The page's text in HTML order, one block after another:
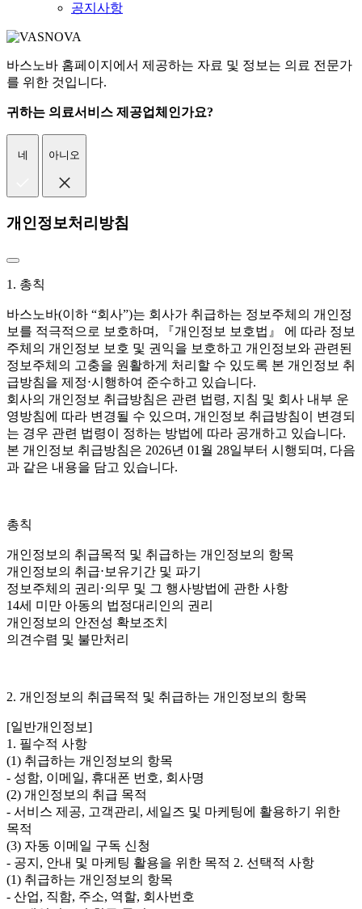
공지사항
바스노바 홈페이지에서 제공하는 자료 및 정보는 의료 전문가
를 위한 것입니다.
귀하는 의료서비스 제공업체인가요?
네 아니오
개인정보처리방침
1. 총칙
바스노바(이하 “회사”)는 회사가 취급하는 정보주체의 개인정
보를 적극적으로 보호하며, 『개인정보 보호법』 에 따라 정보
주체의 개인정보 보호 및 권익을 보호하고 개인정보와 관련된
정보주체의 고충을 원활하게 처리할 수 있도록 본 개인정보 취
급방침을 제정⋅시행하여 준수하고 있습니다.
회사의 개인정보 취급방침은 관련 법령, 지침 및 회사 내부 운
영방침에 따라 변경될 수 있으며, 개인정보 취급방침이 변경되
는 경우 관련 법령이 정하는 방법에 따라 공개하고 있습니다.
본 개인정보 취급방침은 2026년 01월 28일부터 시행되며, 다음
과 같은 내용을 담고 있습니다.
총칙
개인정보의 취급목적 및 취급하는 개인정보의 항목
개인정보의 취급⋅보유기간 및 파기
정보주체의 권리⋅의무 및 그 행사방법에 관한 사항
14세 미만 아동의 법정대리인의 권리
개인정보의 안전성 확보조치
의견수렴 및 불만처리
2. 개인정보의 취급목적 및 취급하는 개인정보의 항목
[일반개인정보]
1. 필수적 사항
(1) 취급하는 개인정보의 항목
- 성함, 이메일, 휴대폰 번호, 회사명
(2) 개인정보의 취급 목적
- 서비스 제공, 고객관리, 세일즈 및 마케팅에 활용하기 위한
목적
(3) 자동 이메일 구독 신청
- 공지, 안내 및 마케팅 활용을 위한 목적 2. 선택적 사항
(1) 취급하는 개인정보의 항목
- 산업, 직함, 주소, 역할, 회사번호